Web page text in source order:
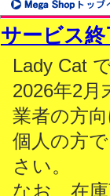
サービス終
Lady Cat
2026年2
業者の方
個人の方
さい。
なお、在